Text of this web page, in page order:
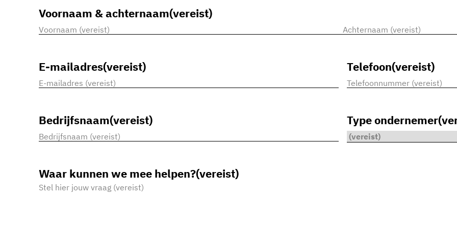
Voornaam & achternaam(vereist)
E-mailadres(vereist) Telefoon(vereist)
Bedrijfsnaam(vereist) Type ondernemer
Waar kunnen we mee helpen?(vereist)